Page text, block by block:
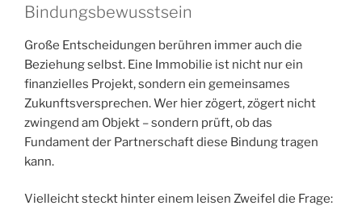
Bindungsbewusstsein
Große Entscheidungen berühren immer auch die
Beziehung selbst. Eine Immobilie ist nicht nur ein
finanzielles Projekt, sondern ein gemeinsames
Zukunftsversprechen. Wer hier zögert, zögert nicht
zwingend am Objekt – sondern prüft, ob das
Fundament der Partnerschaft diese Bindung tragen
kann.
Vielleicht steckt hinter einem leisen Zweifel die Frage: